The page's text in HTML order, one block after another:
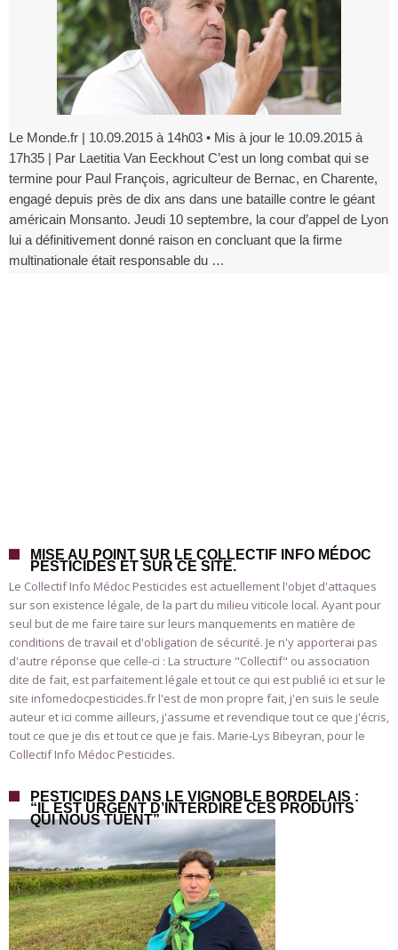
Le Monde.fr | 10.09.2015 à 14h03 • Mis à jour le 10.09.2015 à
17h35 | Par Laetitia Van Eeckhout C’est un long combat qui se
termine pour Paul François, agriculteur de Bernac, en Charente,
engagé depuis près de dix ans dans une bataille contre le géant
américain Monsanto. Jeudi 10 septembre, la cour d’appel de Lyon
lui a définitivement donné raison en concluant que la firme
multinationale était responsable du …
MISE AU POINT SUR LE COLLECTIF INFO MÉDOC
PESTICIDES ET SUR CE SITE.
Le Collectif Info Médoc Pesticides est actuellement l'objet d'attaques
sur son existence légale, de la part du milieu viticole local. Ayant pour
seul but de me faire taire sur leurs manquements en matière de
conditions de travail et d'obligation de sécurité. Je n'y apporterai pas
d'autre réponse que celle-ci : La structure "Collectif" ou association
dite de fait, est parfaitement légale et tout ce qui est publié ici et sur le
site infomedocpesticides.fr l'est de mon propre fait, j'en suis le seule
auteur et ici comme ailleurs, j'assume et revendique tout ce que j'écris,
tout ce que je dis et tout ce que je fais. Marie-Lys Bibeyran, pour le
Collectif Info Médoc Pesticides.
PESTICIDES DANS LE VIGNOBLE BORDELAIS :
“IL EST URGENT D’INTERDIRE CES PRODUITS
QUI NOUS TUENT”